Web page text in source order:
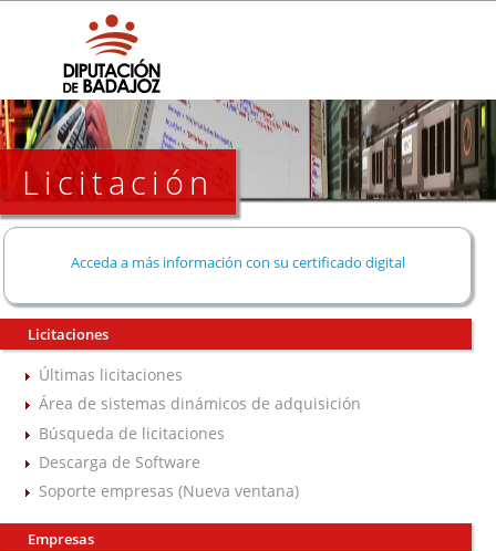
Licitación
Acceda a más información con su certificado digital
Licitaciones
Últimas licitaciones
Área de sistemas dinámicos de adquisición
Búsqueda de licitaciones
Descarga de Software
Soporte empresas (Nueva ventana)
Empresas